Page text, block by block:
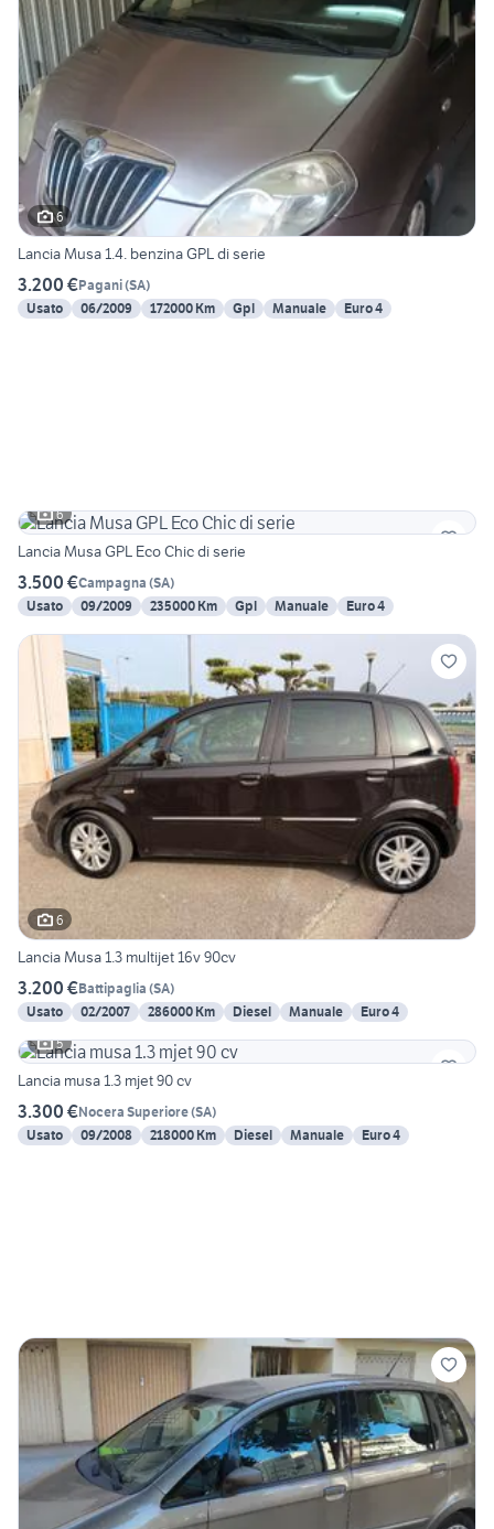
6
Lancia Musa 1.4. benzina GPL di serie
3.200 €Pagani(SA)
Usato
06/2009 172000 Km Gpl Manuale Euro 4
6
Lancia Musa GPL Eco Chic di serie
3.500 €Campagna (SA)
Usato
09/2009 235000 Km Gpl Manuale Euro 4
6
Lancia Musa 1.3 multijet 16v 90cv
3.200 €Battipaglia (SA)
Usato
02/2007 286000 Km Diesel Manuale
Euro 4
5
Lancia musa 1.3 mjet 90 cv
3.300 €Nocera Superiore(SA)
Usato
09/2008 218000 Km Diesel Manuale Euro 4